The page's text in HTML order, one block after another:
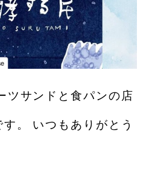
ツサンドと食パンの店
。 いつもありがとう